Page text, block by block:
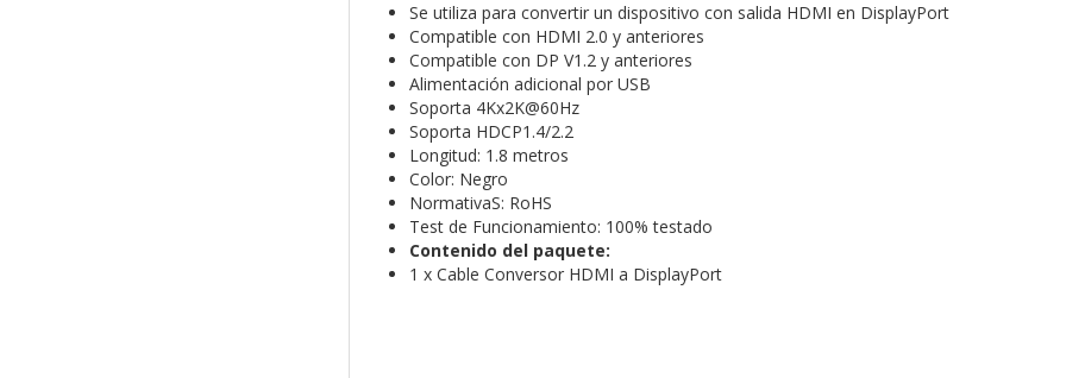
Se utiliza para convertir un dispositivo con salida HDMI en DisplayPort
Compatible con HDMI 2.0 y anteriores
Compatible con DP V1.2 y anteriores
Alimentación adicional por USB
Soporta 4Kx2K@60Hz
Soporta HDCP1.4/2.2
Longitud: 1.8 metros
Color: Negro
NormativaS: RoHS
Test de Funcionamiento: 100% testado
Contenido del paquete:
1 x Cable Conversor HDMI a DisplayPort